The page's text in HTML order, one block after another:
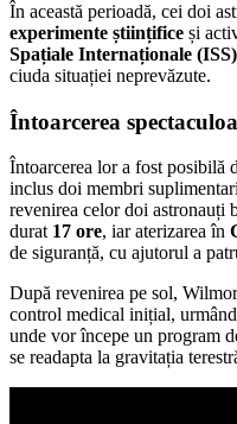
În această perioadă, cei doi
experimente științifice și
Spațiale Internaționale (ISS)
ciuda situației neprevăzute.
Întoarcerea
Întoarcerea lor a fost posibilă
inclus doi membri
revenirea celor doi astronauți
durat 17 ore, iar aterizarea în
de siguranță, cu ajutorul a
După revenirea pe sol,
control medical inițial,
unde vor începe un program
se readapta la gravitația